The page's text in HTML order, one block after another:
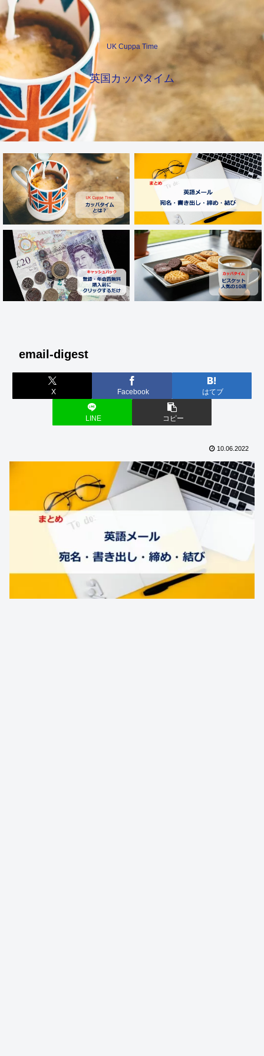
UK Cuppa Time
英国カッパタイム
email-digest
X Facebook はてブ
LINE コピー
10.06.2022